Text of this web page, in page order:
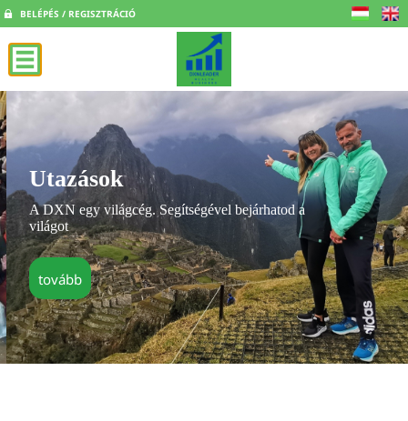
BELÉPÉS / REGISZTRÁCIÓ
Utazások
A DXN egy világcég. Segítségével bejárhatod a
világot
tovább